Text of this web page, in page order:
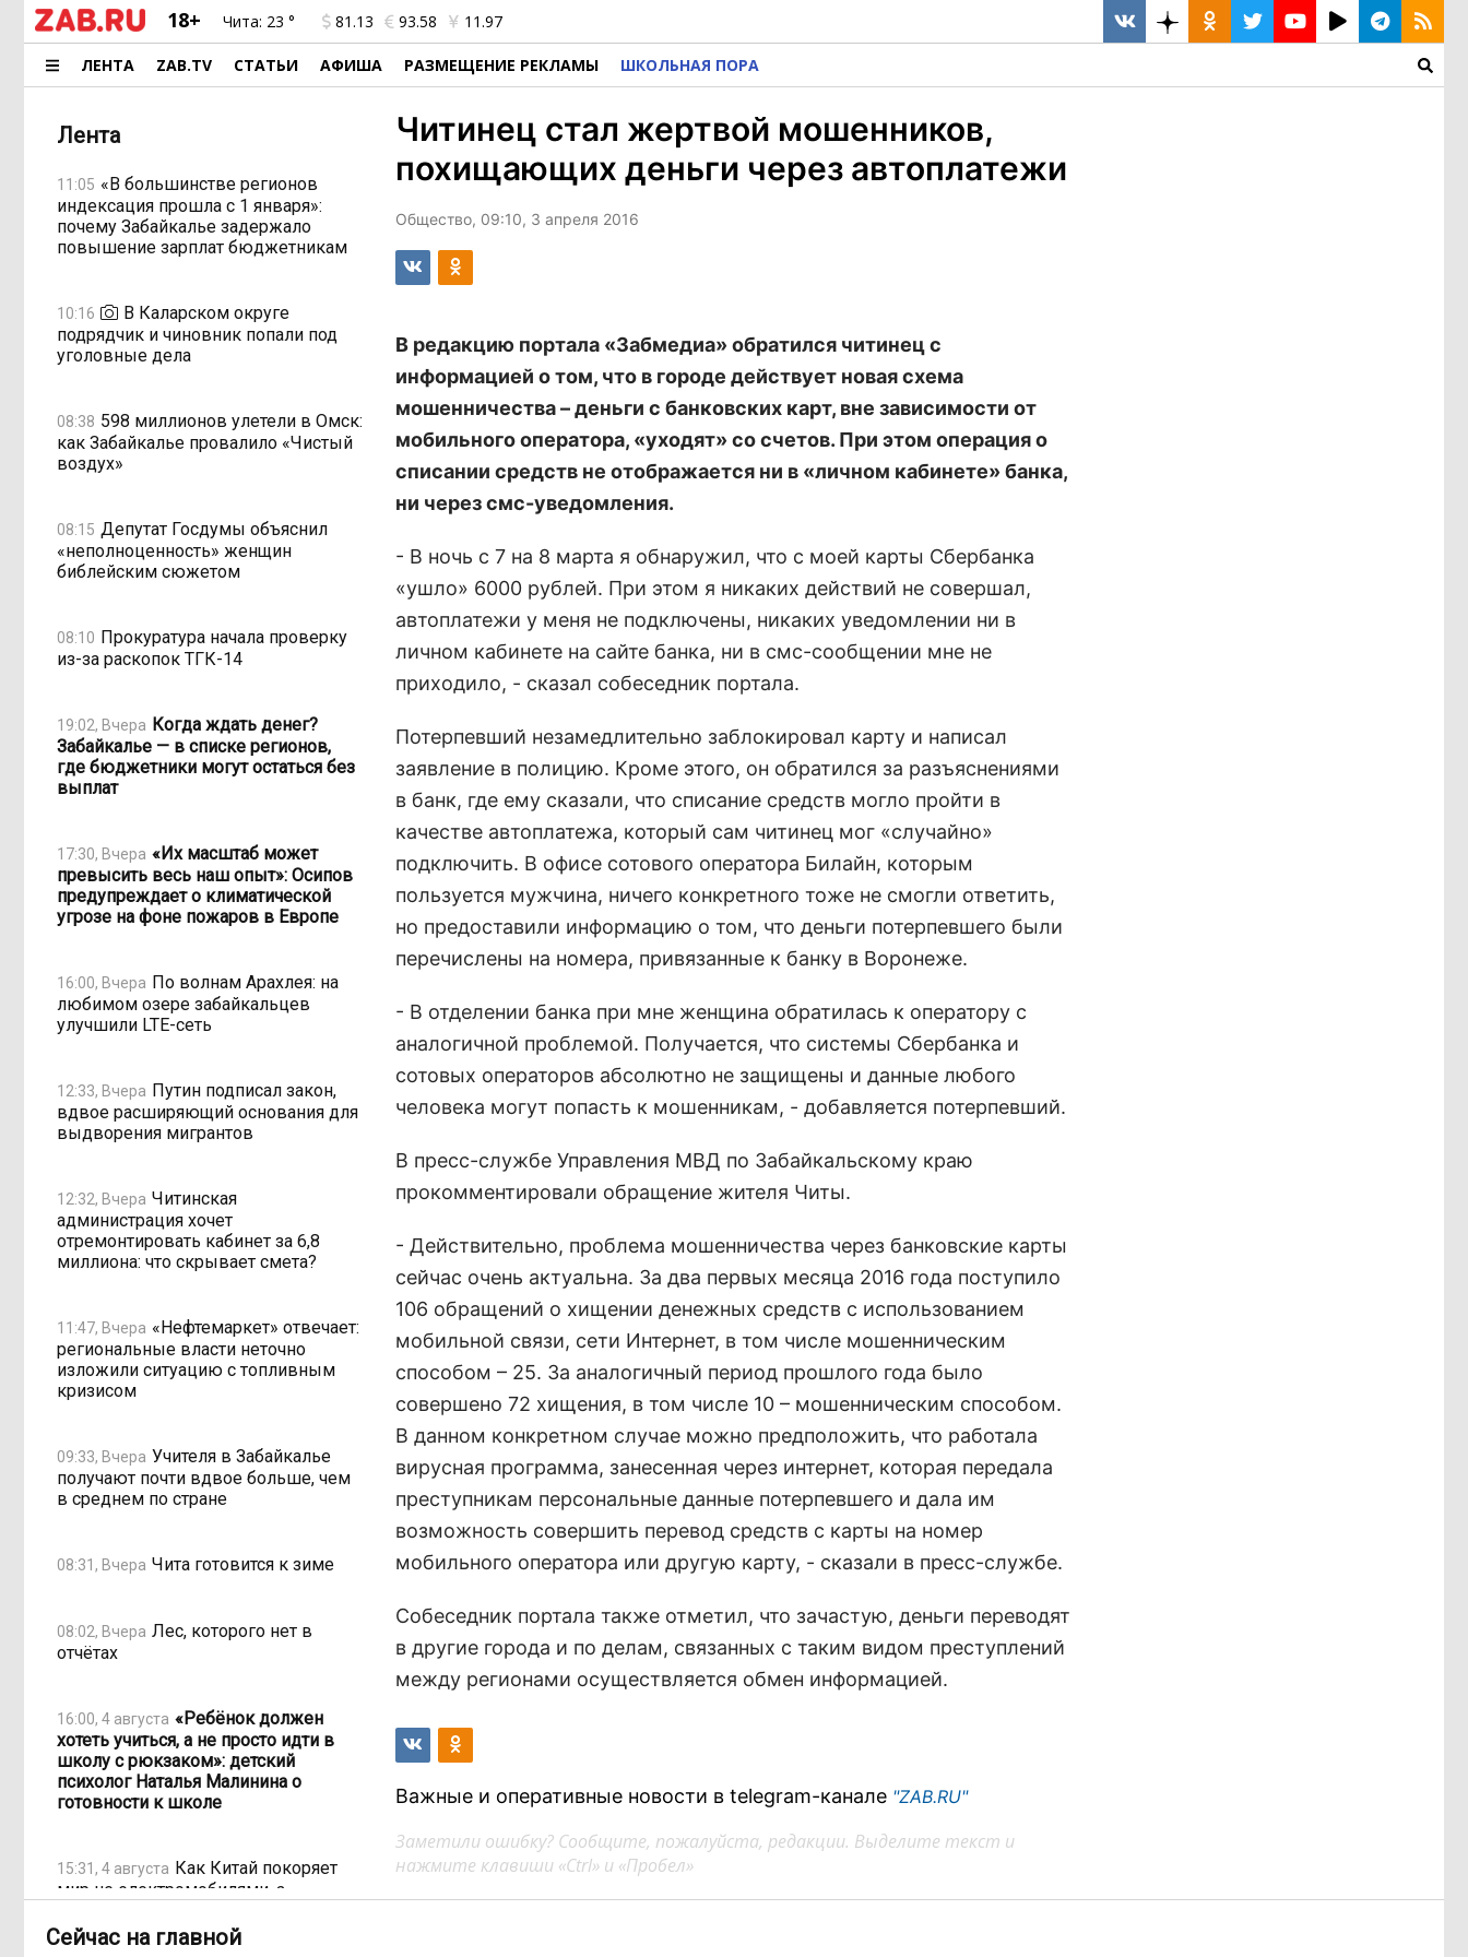
18+ Чита: 23 ° 81.13 93.58 11.97
ЛЕНТА ZAB.TV СТАТЬИ АФИША РАЗМЕЩЕНИЕ РЕКЛАМЫ ШКОЛЬНАЯ ПОРА
Лента
11:05 «В большинстве регионов
индексация прошла с 1 января»:
почему Забайкалье задержало
повышение зарплат бюджетникам
10:16
В Каларском округе
подрядчик и чиновник попали под
уголовные дела
08:38 598 миллионов улетели в Омск:
как Забайкалье провалило «Чистый
воздух»
08:15 Депутат Госдумы объяснил
«неполноценность» женщин
библейским сюжетом
08:10 Прокуратура начала проверку
из-за раскопок ТГК-14
19:02, Вчера Когда ждать денег?
Забайкалье — в списке регионов,
где бюджетники могут остаться без
выплат
17:30, Вчера «Их масштаб может
превысить весь наш опыт»: Осипов
предупреждает о климатической
угрозе на фоне пожаров в Европе
16:00, Вчера По волнам Арахлея: на
любимом озере забайкальцев
улучшили LTE-сеть
12:33, Вчера Путин подписал закон,
вдвое расширяющий основания для
выдворения мигрантов
12:32, Вчера Читинская
администрация хочет
отремонтировать кабинет за 6,8
миллиона: что скрывает смета?
11:47, Вчера «Нефтемаркет» отвечает:
региональные власти неточно
изложили ситуацию с топливным
кризисом
09:33, Вчера Учителя в Забайкалье
получают почти вдвое больше, чем
в среднем по стране
08:31, Вчера Чита готовится к зиме
08:02, Вчера Лес, которого нет в
отчётах
16:00, 4 августа «Ребёнок должен
хотеть учиться, а не просто идти в
школу с рюкзаком»: детский
психолог Наталья Малинина о
готовности к школе
15:31, 4 августа Как Китай покоряет
мир не электромобилями, а
Читинец стал жертвой мошенников,
похищающих деньги через автоплатежи
Общество, 09:10, 3 апреля 2016
В редакцию портала «Забмедиа» обратился читинец с
информацией о том, что в городе действует новая схема
мошенничества – деньги с банковских карт, вне зависимости от
мобильного оператора, «уходят» со счетов. При этом операция о
списании средств не отображается ни в «личном кабинете» банка,
ни через смс-уведомления.
- В ночь с 7 на 8 марта я обнаружил, что с моей карты Сбербанка
«ушло» 6000 рублей. При этом я никаких действий не совершал,
автоплатежи у меня не подключены, никаких уведомлении ни в
личном кабинете на сайте банка, ни в смс-сообщении мне не
приходило, - сказал собеседник портала.
Потерпевший незамедлительно заблокировал карту и написал
заявление в полицию. Кроме этого, он обратился за разъяснениями
в банк, где ему сказали, что списание средств могло пройти в
качестве автоплатежа, который сам читинец мог «случайно»
подключить. В офисе сотового оператора Билайн, которым
пользуется мужчина, ничего конкретного тоже не смогли ответить,
но предоставили информацию о том, что деньги потерпевшего были
перечислены на номера, привязанные к банку в Воронеже.
- В отделении банка при мне женщина обратилась к оператору с
аналогичной проблемой. Получается, что системы Сбербанка и
сотовых операторов абсолютно не защищены и данные любого
человека могут попасть к мошенникам, - добавляется потерпевший.
В пресс-службе Управления МВД по Забайкальскому краю
прокомментировали обращение жителя Читы.
- Действительно, проблема мошенничества через банковские карты
сейчас очень актуальна. За два первых месяца 2016 года поступило
106 обращений о хищении денежных средств с использованием
мобильной связи, сети Интернет, в том числе мошенническим
способом – 25. За аналогичный период прошлого года было
совершено 72 хищения, в том числе 10 – мошенническим способом.
В данном конкретном случае можно предположить, что работала
вирусная программа, занесенная через интернет, которая передала
преступникам персональные данные потерпевшего и дала им
возможность совершить перевод средств с карты на номер
мобильного оператора или другую карту, - сказали в пресс-службе.
Собеседник портала также отметил, что зачастую, деньги переводят
в другие города и по делам, связанных с таким видом преступлений
между регионами осуществляется обмен информацией.
Важные и оперативные новости в telegram-канале "ZAB.RU"
Заметили ошибку? Сообщите, пожалуйста, редакции. Выделите текст и
нажмите клавиши «Ctrl» и «Пробел»
Сейчас на главной